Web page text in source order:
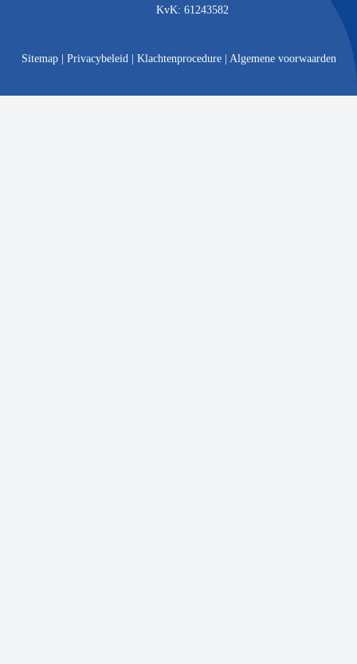
KvK: 61243582
Sitemap| Privacybeleid| Klachtenprocedure| Algemene voorwaarden